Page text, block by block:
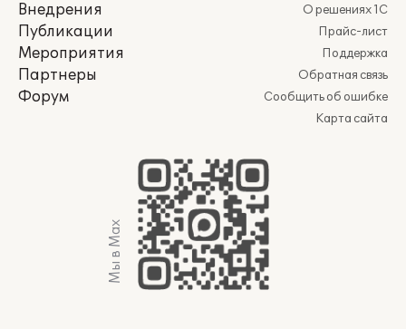
Внедрения
Публикации
Мероприятия
Партнеры
Форум
О решениях 1С
Прайс-лист
Поддержка
Обратная связь
Сообщить об ошибке
Карта сайта
Мы в Max